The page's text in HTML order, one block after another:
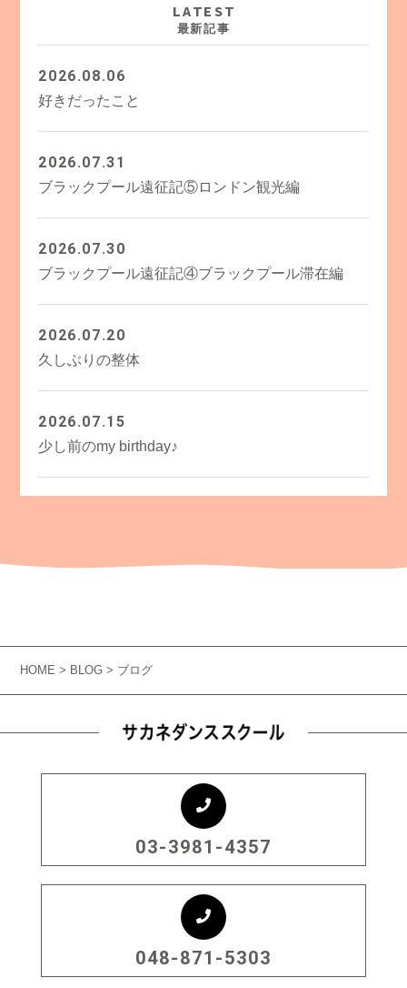
LATEST
最新記事
2026.08.06
好きだったこと
2026.07.31
ブラックプール遠征記⑤ロンドン観光編
2026.07.30
ブラックプール遠征記④ブラックプール滞在編
2026.07.20
久しぶりの整体
2026.07.15
少し前のmy birthday♪
HOME> BLOG > ブログ
03-3981-4357
048-871-5303